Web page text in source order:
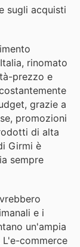
sugli acquisti
rinomato
prezzo e
grazie a
promozioni
di alta
Girmi è
sempre
e i
un'ampia
commerce